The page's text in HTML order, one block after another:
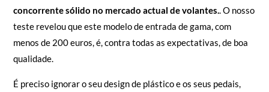
concorrente sólido no mercado actual de volantes.. O nosso
teste revelou que este modelo de entrada de gama, com
menos de 200 euros, é, contra todas as expectativas, de boa
qualidade.
É preciso ignorar o seu design de plástico e os seus pedais,